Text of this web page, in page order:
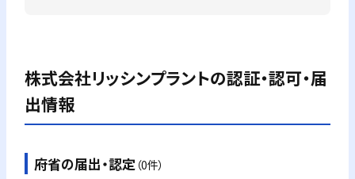
株式会社リッシンプラントの認証・認可・届
出情報
府省の届出・認定 （0件）